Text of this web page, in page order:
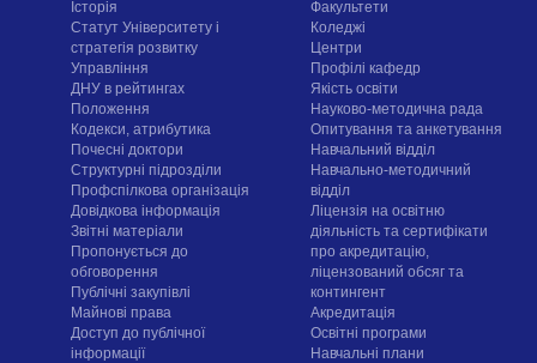
Історія
Статут Університету і
стратегія розвитку
Управління
ДНУ в рейтингах
Положення
Кодекси, атрибутика
Почесні доктори
Структурні підрозділи
Профспілкова організація
Довідкова інформація
Звітні матеріали
Пропонується до
обговорення
Публічні закупівлі
Майнові права
Доступ до публічної
інформації
Факультети
Коледжі
Центри
Профілі кафедр
Якість освіти
Науково-методична рада
Опитування та анкетування
Навчальний відділ
Навчально-методичний
відділ
Ліцензія на освітню
діяльність та сертифікати
про акредитацію,
ліцензований обсяг та
контингент
Акредитація
Освітні програми
Навчальні плани